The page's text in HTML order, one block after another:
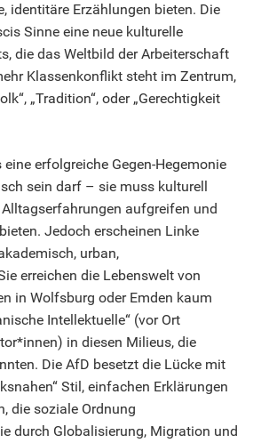
identitäre Erzählungen bieten. Die
Sinne eine neue kulturelle
die das Weltbild der Arbeiterschaft
Klassenkonflikt steht im Zentrum,
„Tradition“, oder „Gerechtigkeit
erfolgreiche Gegen-Hegemonie
sein darf – sie muss kulturell
aufgreifen und
Jedoch erscheinen Linke
urban,
erreichen die Lebenswelt von
in Wolfsburg oder Emden kaum
Intellektuelle“ (vor Ort
in diesen Milieus, die
Die AfD besetzt die Lücke mit
Stil, einfachen Erklärungen
die soziale Ordnung
durch Globalisierung, Migration und